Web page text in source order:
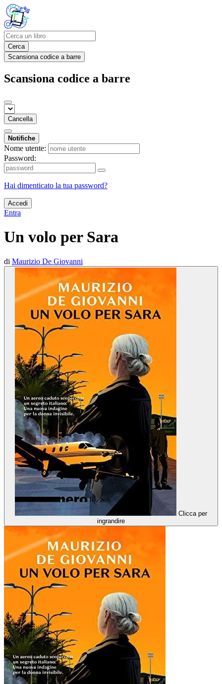
Cerca
Scansiona codice a barre
Scansiona codice a barre
Cancella
Notifiche
Nome utente:
Password:
Hai dimenticato la tua password?
Accedi
Entra
Un volo per Sara
di Maurizio De Giovanni
Clicca per
ingrandire